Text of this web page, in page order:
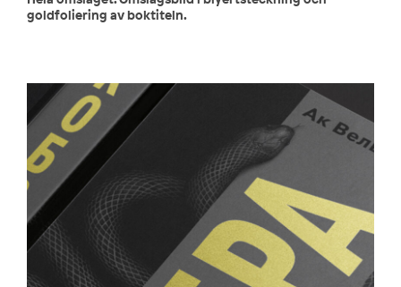
goldfoliering av boktiteln.